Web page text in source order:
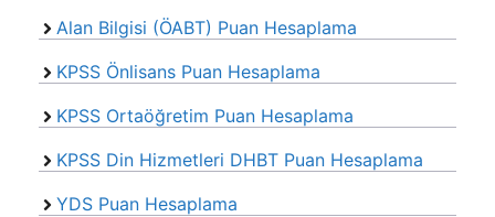
Alan Bilgisi (ÖABT) Puan Hesaplama
KPSS Önlisans Puan Hesaplama
KPSS Ortaöğretim Puan Hesaplama
KPSS Din Hizmetleri DHBT Puan Hesaplama
YDS Puan Hesaplama